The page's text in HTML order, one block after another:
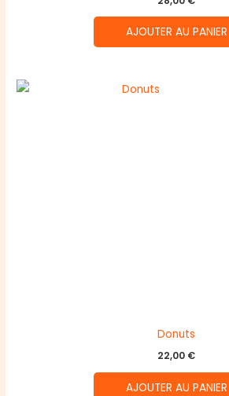
AJOUTER AU PANIER
Donuts
22,00 €
AJOUTER AU PANIER